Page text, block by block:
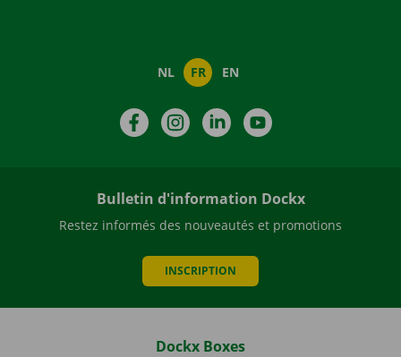
NL FR EN
FacebookInstagramLinkedIn
Bulletin d'information Dockx
Restez informés des nouveautés et promotions
INSCRIPTION
Dockx Boxes